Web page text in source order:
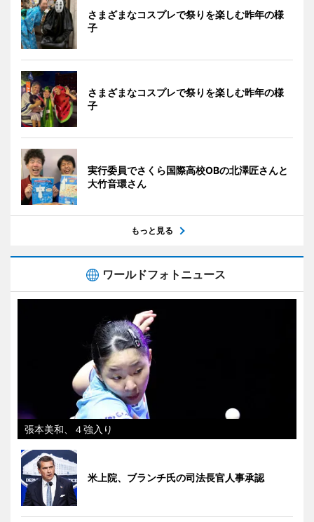
さまざまなコスプレで祭りを楽しむ昨年の様
子
さまざまなコスプレで祭りを楽しむ昨年の様
子
実行委員でさくら国際高校OBの北澤匠さんと
大竹音環さん
もっと見る
ワールドフォトニュース
張本美和、４強入り
米上院、ブランチ氏の司法長官人事承認